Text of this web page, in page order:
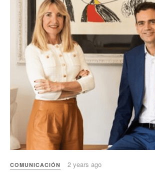
COMUNICACIÓN 2 years ago